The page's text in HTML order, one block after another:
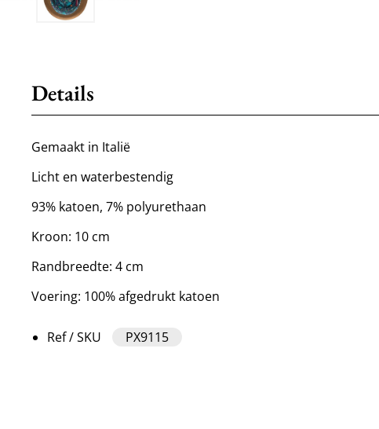
Details
Gemaakt in Italië
Licht en waterbestendig
93% katoen, 7% polyurethaan
Kroon: 10 cm
Randbreedte: 4 cm
Voering: 100% afgedrukt katoen
Ref / SKU PX9115